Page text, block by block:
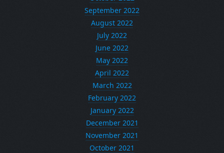
September 2022
August 2022
July 2022
June 2022
May 2022
April 2022
March 2022
February 2022
January 2022
December 2021
November 2021
October 2021